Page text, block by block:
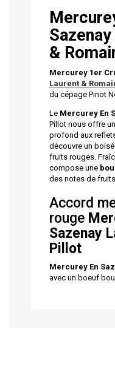
&
Mercurey 1er
Laurent &
du cépage Pinot
LeMercurey En
Pillot nous offre
profond aux
découvre un
fruits rouges.
compose une
des notes de
Accord
rouge
Sazenay
Pillot
Mercurey En
avec un boeuf